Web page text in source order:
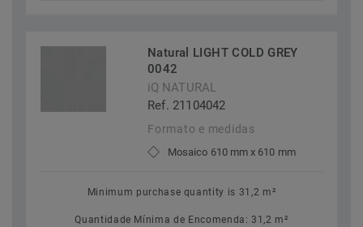
Natural LIGHT COLD GREY
0042
iQ NATURAL
Ref. 21104042
Formato e medidas
Mosaico 610 mm x 610 mm
Minimum purchase quantity is 31,2 m²
Quantidade Mínima de Encomenda: 31,2 m²